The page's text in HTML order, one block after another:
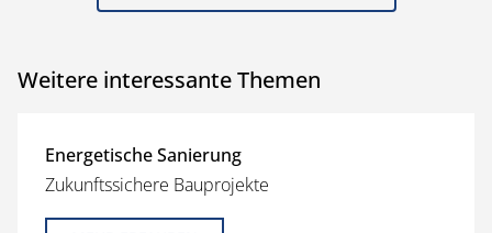
Weitere interessante Themen
Energetische Sanierung
Zukunftssichere Bauprojekte